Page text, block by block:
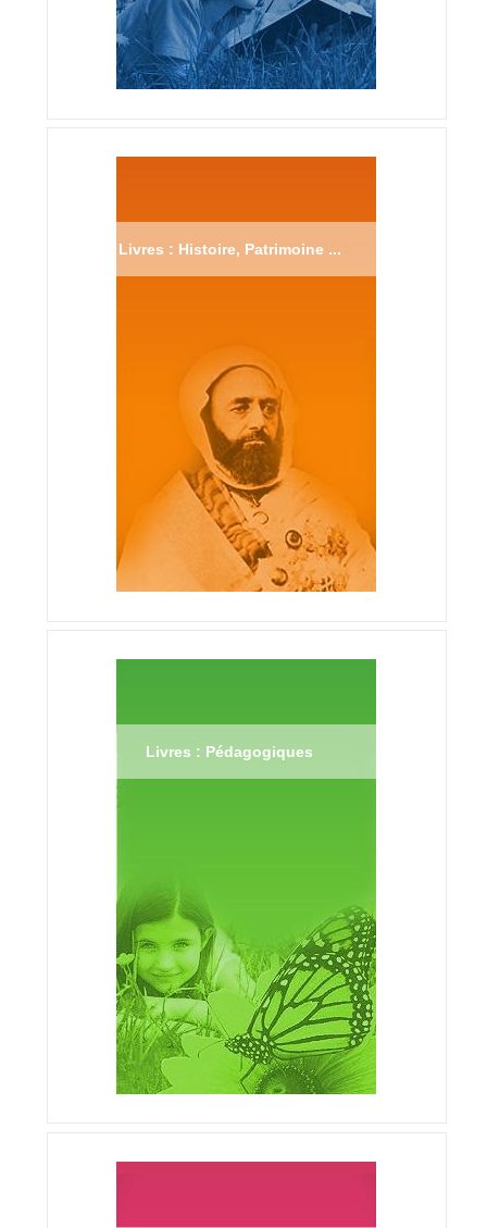
Livres : Histoire, Patrimoine ...
Livres : Pédagogiques